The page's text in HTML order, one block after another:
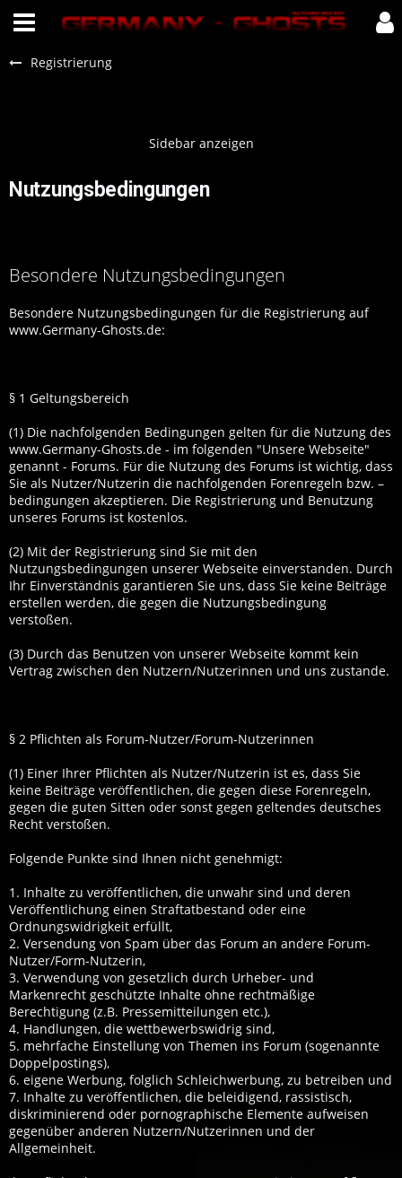
Registrierung
Nutzungsbedingungen
Besondere Nutzungsbedingungen
Besondere Nutzungsbedingungen für die Registrierung auf
www.Germany-Ghosts.de:
§ 1 Geltungsbereich
(1) Die nachfolgenden Bedingungen gelten für die Nutzung des
www.Germany-Ghosts.de - im folgenden "Unsere Webseite"
genannt - Forums. Für die Nutzung des Forums ist wichtig, dass
Sie als Nutzer/Nutzerin die nachfolgenden Forenregeln bzw. –
bedingungen akzeptieren. Die Registrierung und Benutzung
unseres Forums ist kostenlos.
(2) Mit der Registrierung sind Sie mit den
Nutzungsbedingungen unserer Webseite einverstanden. Durch
Ihr Einverständnis garantieren Sie uns, dass Sie keine Beiträge
erstellen werden, die gegen die Nutzungsbedingung
verstoßen.
(3) Durch das Benutzen von unserer Webseite kommt kein
Vertrag zwischen den Nutzern/Nutzerinnen und uns zustande.
§ 2 Pflichten als Forum-Nutzer/Forum-Nutzerinnen
(1) Einer Ihrer Pflichten als Nutzer/Nutzerin ist es, dass Sie
keine Beiträge veröffentlichen, die gegen diese Forenregeln,
gegen die guten Sitten oder sonst gegen geltendes deutsches
Recht verstoßen.
Folgende Punkte sind Ihnen nicht genehmigt:
1. Inhalte zu veröffentlichen, die unwahr sind und deren
Veröffentlichung einen Straftatbestand oder eine
Ordnungswidrigkeit erfüllt,
2. Versendung von Spam über das Forum an andere Forum-
Nutzer/Form-Nutzerin,
3. Verwendung von gesetzlich durch Urheber- und
Markenrecht geschützte Inhalte ohne rechtmäßige
Berechtigung (z.B. Pressemitteilungen etc.),
4. Handlungen, die wettbewerbswidrig sind,
5. mehrfache Einstellung von Themen ins Forum (sogenannte
Doppelpostings),
6. eigene Werbung, folglich Schleichwerbung, zu betreiben und
7. Inhalte zu veröffentlichen, die beleidigend, rassistisch,
diskriminierend oder pornographische Elemente aufweisen
gegenüber anderen Nutzern/Nutzerinnen und der
Allgemeinheit.